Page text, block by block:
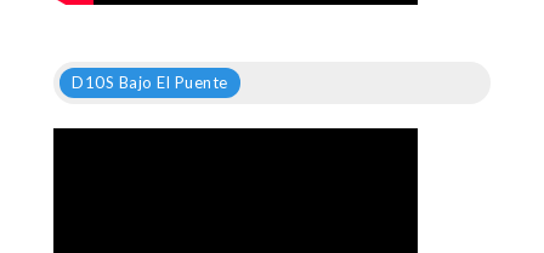
D10S Bajo El Puente